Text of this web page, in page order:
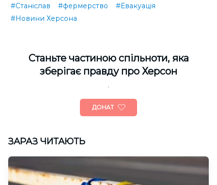
#Станіслав #фермерство
#Евакуація
#Новини Херсона
Cтаньте частиною спільноти, яка
зберігає правду про Херсон
ДОНАТ
ЗАРАЗ ЧИТАЮТЬ